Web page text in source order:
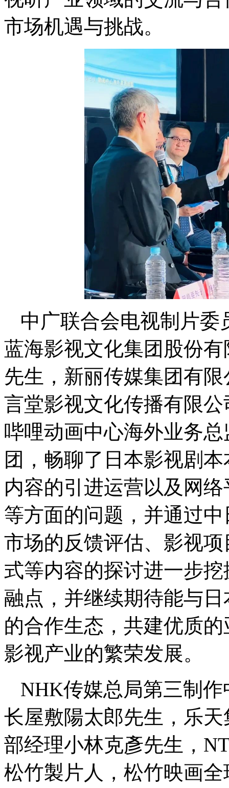
市场机遇与挑战。
中广联合会电视制片
蓝海影视文化集团股份
先生，新丽传媒集团有
言堂影视文化传播有限
哔哩动画中心海外业务
团，畅聊了日本影视剧
内容的引进运营以及网
等方面的问题，并通过
市场的反馈评估、影视
式等内容的探讨进一步
融点，并继续期待能与
的合作生态，共建优质
影视产业的繁荣发展。
NHK传媒总局第三制
长屋敷陽太郎先生，乐
部经理小林克彥先生，
松竹製片人，松竹映画